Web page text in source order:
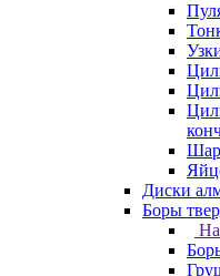
Диски
Боры